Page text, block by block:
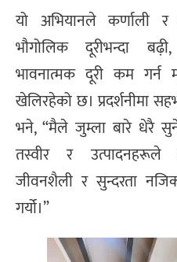
यो अभियानले कर्णाली र
भौगोलिक दूरीभन्दा
भावनात्मक दूरी कम गर्न
खेलिरहेको छ। प्रदर्शनीमा
भने, “मैले जुम्ला बारे धेरै
तस्वीर र उत्पादनहरूले
जीवनशैली र सुन्दरता
गर्यो।”